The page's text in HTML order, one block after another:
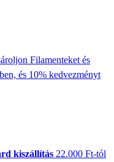
Filamenteket és
és 10% kedvezményt
kiszállítás 22.000 Ft-tól